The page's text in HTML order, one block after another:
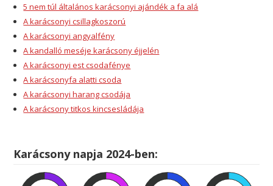
5 nem túl általános karácsonyi ajándék a fa alá
A karácsonyi csillagkoszorú
A karácsonyi angyalfény
A kandalló meséje karácsony éjjelén
A karácsonyi est csodafénye
A karácsonyfa alatti csoda
A karácsonyi harang csodája
A karácsony titkos kincsesládája
Karácsony napja 2024-ben: